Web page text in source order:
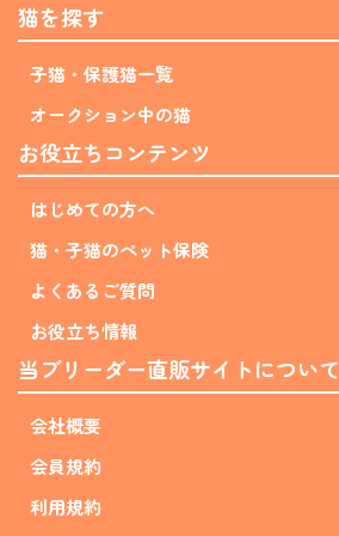
猫を探す
子猫・保護猫一覧
オークション中の猫
お役立ちコンテンツ
はじめての方へ
猫・子猫のペット保険
よくあるご質問
お役立ち情報
当ブリーダー直販サイトについて
会社概要
会員規約
利用規約